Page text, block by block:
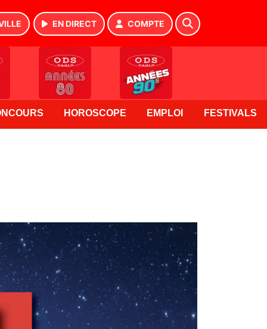
EN DIRECT COMPTE
HOROSCOPE EMPLOI FESTIVALS